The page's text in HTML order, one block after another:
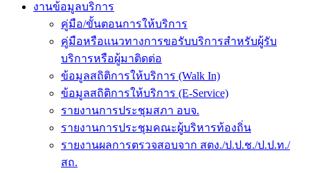
งานข้อมูลบริการ
คู่มือ/ขั้นตอนการให้บริการ
คู่มือหรือแนวทางการขอรับบริการสำหรับผู้รับ
บริการหรือผู้มาติดต่อ
ข้อมูลสถิติการให้บริการ (Walk In)
ข้อมูลสถิติการให้บริการ (E-Service)
รายงานการประชุมสภา อบจ.
รายงานการประชุมคณะผู้บริหารท้องถิ่น
รายงานผลการตรวจสอบจาก สตง./ป.ป.ช./ป.ป.ท./
สถ.